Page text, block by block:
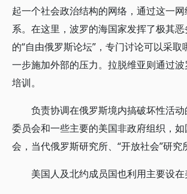
起一个社会政治结构的网络，通过这一
系。在这里，波罗的海国家发挥了极其
的“自由俄罗斯论坛”，专门讨论可以采
一步施加外部的压力。拉脱维亚则通过
培训。
负责协调在俄罗斯境内搞破坏性活
委员会和一些主要的美国非政府组织，
会，当代俄罗斯研究所、“开放社会”研究
美国人及北约成员国也利用主要设